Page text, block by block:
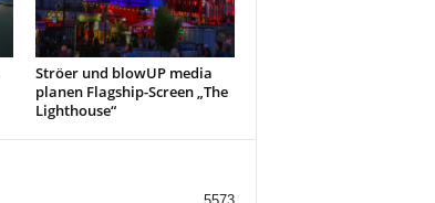
Ströer und blowUP media
planen Flagship-Screen „The
Lighthouse“